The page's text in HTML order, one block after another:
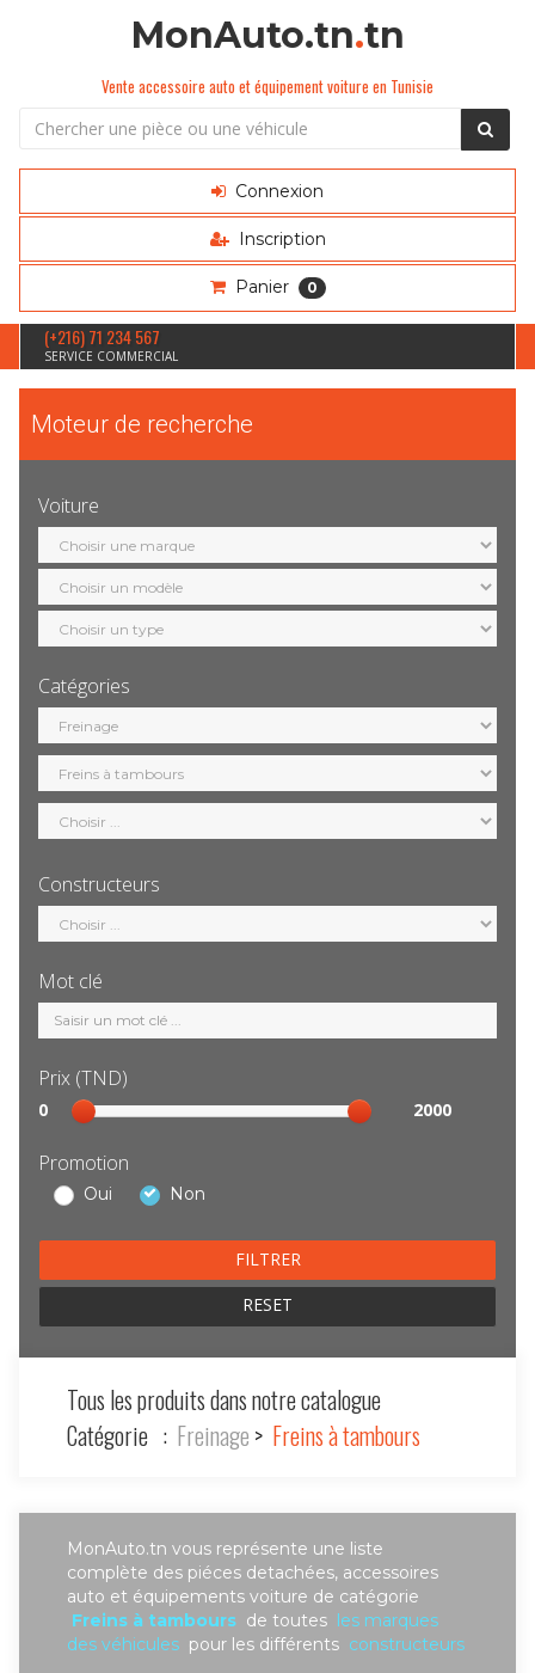
MonAuto.tn.tn
Vente accessoire auto et équipement voiture en Tunisie
Connexion
Inscription
Panier 0
(+216) 71 234 567
SERVICE COMMERCIAL
Moteur de recherche
Voiture
Sélection
marque
Sélection
modèle
Sélection
motorisation
Catégories
Sélection
catégorie
Constructeurs
Sélection
constructeur
Mot clé
Mot
clé
Prix (TND)
Sélection
prix
0 2000
Promotion
Oui Non
RESET
Tous les produits dans notre catalogue
Catégorie : Freinage > Freins à tambours
MonAuto.tn vous représente une liste
complète des piéces detachées, accessoires
auto et équipements voiture de catégorie
Freins à tambours de toutes les marques
des véhicules pour les différents constructeurs